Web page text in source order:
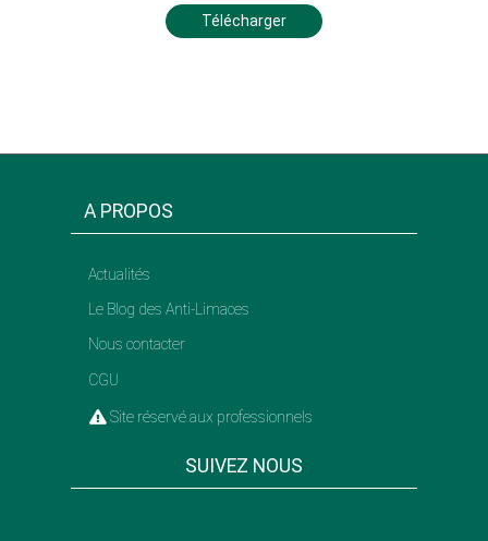
Télécharger
A PROPOS
Actualités
Le Blog des Anti-Limaces
Nous contacter
CGU
Site réservé aux professionnels
SUIVEZ NOUS